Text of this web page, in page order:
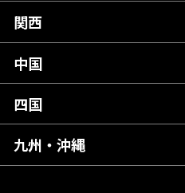
岩手県
宮城県
福島県
群馬県
千葉県
東京都
神奈川県
富山県
石川県
山梨県
長野県
岐阜県
静岡県
愛知県
関西
滋賀県
京都府
大阪府
中国
広島県
岡山県
四国
愛媛県
九州・沖縄